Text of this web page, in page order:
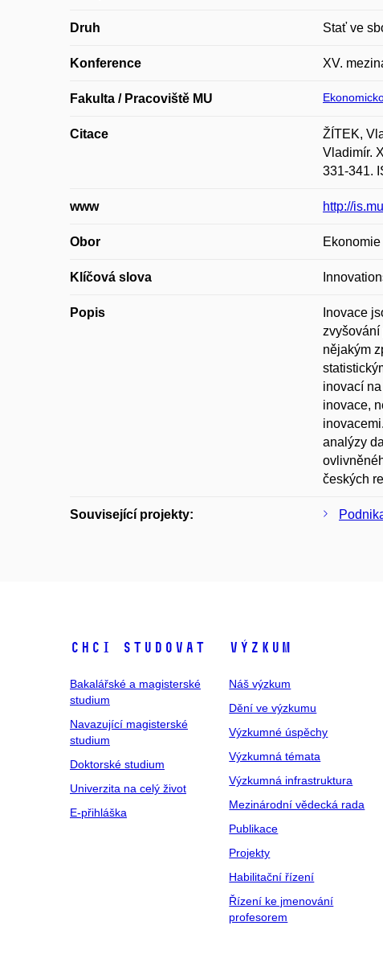
Druh Stať ve
Konference XV.
Fakulta / Pracoviště MU
Citace
ŽÍTEK,
Vladimír.
331-341.
www http://
Obor Ekonomie
Klíčová slova
Popis
Inovace
zvyšování
nějakým
inovací
inovace,
analýzy
českých
Související projekty:
Chci studovat
Bakalářské a magisterské
studium
Navazující magisterské
studium
Doktorské studium
Univerzita na celý život
E-přihláška
Výzkum
Náš výzkum
Dění ve výzkumu
Výzkumné úspěchy
Výzkumná témata
Výzkumná infrastruktura
Mezinárodní vědecká rada
Publikace
Projekty
Habilitační řízení
Řízení ke jmenování
profesorem